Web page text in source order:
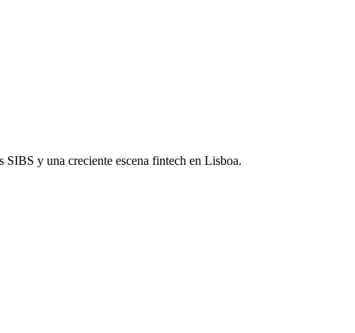
y una creciente escena fintech en Lisboa.